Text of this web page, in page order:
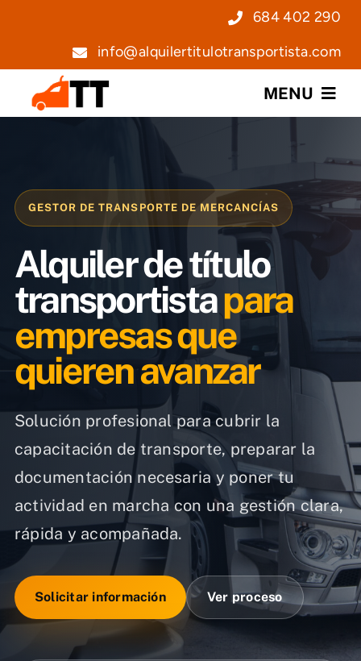
684 402 290
info@alquilertitulotransportista.com
MENU
Servicios
Noticias
Contacto
GESTOR DE TRANSPORTE DE MERCANCÍAS
Alquiler de título
transportistapara
empresas que
quieren avanzar
Solución profesional para cubrir la
capacitación de transporte, preparar la
documentación necesaria y poner tu
actividad en marcha con una gestión clara,
rápida y acompañada.
Solicitar información Ver proceso